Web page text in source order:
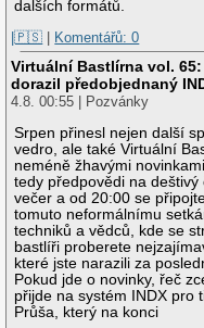
dalších formátů.
|🇵🇸
Komentářů: 0
Virtuální Bastlírna vol. 65:
dorazil předobjednaný
4.8. 00:55 | Pozvánky
Srpen přinesl nejen další
vedro, ale také Virtuální
neméně žhavými
tedy předpovědi na deštivý
večer a od 20:00 se
tomuto neformálnímu
techniků a vědců, kde se
bastlíři proberete
které jste narazili za
Pokud jde o novinky, řeč
přijde na systém INDX pro
Průša, který na konci